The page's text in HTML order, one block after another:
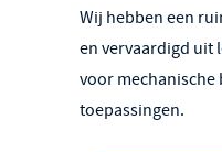
Wij hebben een
en vervaardigd uit
voor
toepassingen.